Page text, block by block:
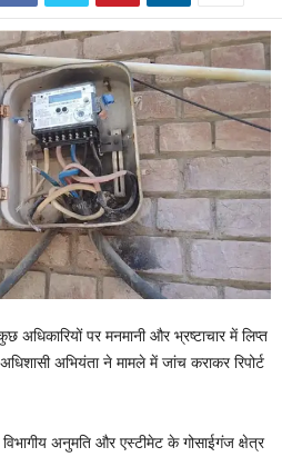
पर मनमानी और भ्रष्टाचार में लिप्त
अभियंता ने मामले में जांच कराकर रिपोर्ट
अनुमति और एस्टीमेट के गोसाईगंज क्षेत्र